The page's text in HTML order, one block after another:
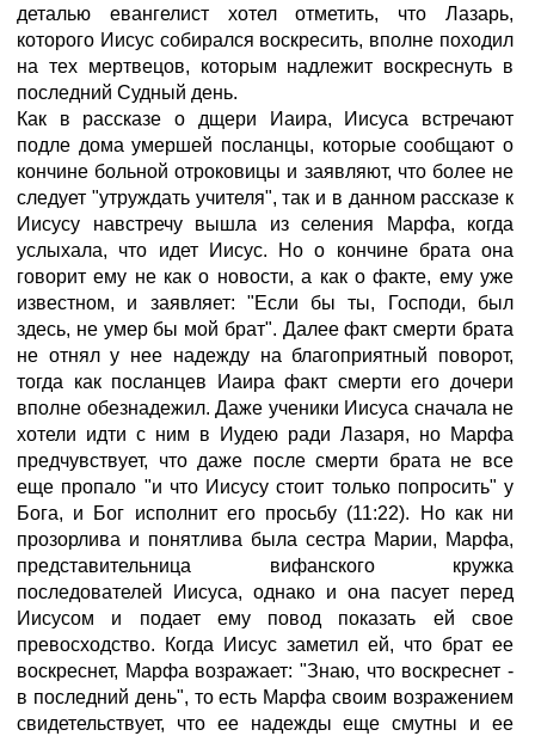
деталью евангелист хотел отметить, что Лазарь,
которого Иисус собирался воскресить, вполне походил
на тех мертвецов, которым надлежит воскреснуть в
последний Судный день.
Как в рассказе о дщери Иаира, Иисуса встречают
подле дома умершей посланцы, которые сообщают о
кончине больной отроковицы и заявляют, что более не
следует "утруждать учителя", так и в данном рассказе к
Иисусу навстречу вышла из селения Марфа, когда
услыхала, что идет Иисус. Но о кончине брата она
говорит ему не как о новости, а как о факте, ему уже
известном, и заявляет: "Если бы ты, Господи, был
здесь, не умер бы мой брат". Далее факт смерти брата
не отнял у нее надежду на благоприятный поворот,
тогда как посланцев Иаира факт смерти его дочери
вполне обезнадежил. Даже ученики Иисуса сначала не
хотели идти с ним в Иудею ради Лазаря, но Марфа
предчувствует, что даже после смерти брата не все
еще пропало "и что Иисусу стоит только попросить" у
Бога, и Бог исполнит его просьбу (11:22). Но как ни
прозорлива и понятлива была сестра Марии, Марфа,
представительница вифанского кружка
последователей Иисуса, однако и она пасует перед
Иисусом и подает ему повод показать ей свое
превосходство. Когда Иисус заметил ей, что брат ее
воскреснет, Марфа возражает: "Знаю, что воскреснет -
в последний день", то есть Марфа своим возражением
свидетельствует, что ее надежды еще смутны и ее